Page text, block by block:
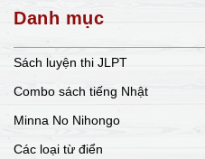
Danh mục
Sách luyện thi JLPT
Combo sách tiếng Nhật
Minna No Nihongo
Các loại từ điển